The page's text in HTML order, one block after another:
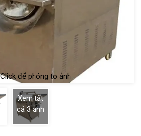
Click để phóng to ảnh
Xem tất
cả 3 ảnh